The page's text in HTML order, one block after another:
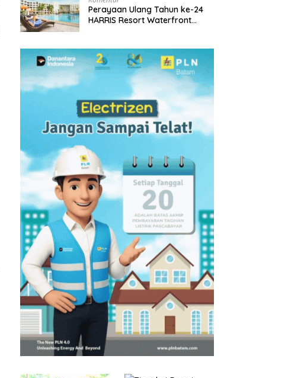
Perayaan Ulang Tahun ke-24
HARRIS Resort Waterfront